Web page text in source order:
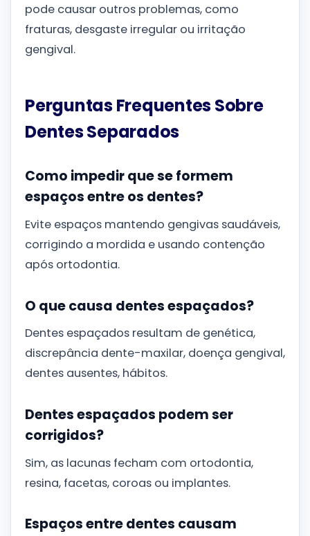
pode causar outros problemas, como
fraturas, desgaste irregular ou irritação
gengival.
Perguntas Frequentes Sobre
Dentes Separados
Como impedir que se formem
espaços entre os dentes?
Evite espaços mantendo gengivas saudáveis,
corrigindo a mordida e usando contenção
após ortodontia.
O que causa dentes espaçados?
Dentes espaçados resultam de genética,
discrepância dente-maxilar, doença gengival,
dentes ausentes, hábitos.
Dentes espaçados podem ser
corrigidos?
Sim, as lacunas fecham com ortodontia,
resina, facetas, coroas ou implantes.
Espaços entre dentes causam